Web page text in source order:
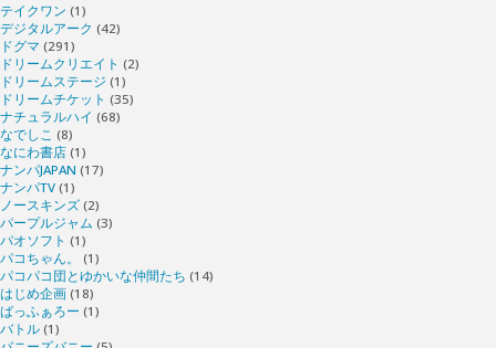
テイクワン (1)
デジタルアーク (42)
ドグマ (291)
ドリームクリエイト (2)
ドリームステージ (1)
ドリームチケット (35)
ナチュラルハイ (68)
なでしこ (8)
なにわ書店 (1)
ナンパJAPAN (17)
ナンパTV (1)
ノースキンズ (2)
パープルジャム (3)
パオソフト (1)
パコちゃん。
(1)
パコパコ団とゆかいな仲間たち (14)
はじめ企画 (18)
ばっふぁろー (1)
バトル (1)